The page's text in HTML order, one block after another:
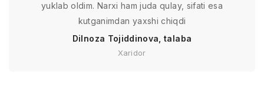
yuklab oldim. Narxi ham juda qulay, sifati esa
kutganimdan yaxshi chiqdi
Dilnoza Tojiddinova, talaba
Xaridor